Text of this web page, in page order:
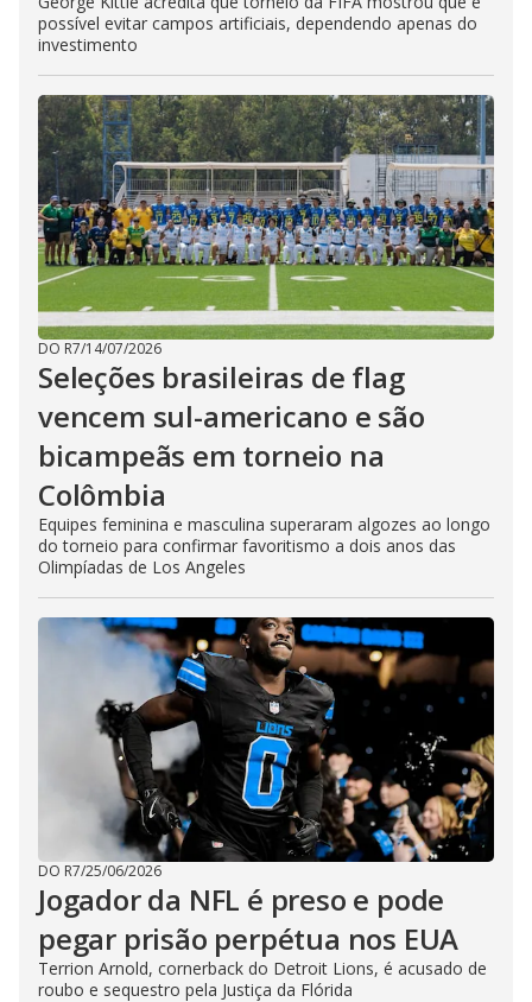
possível evitar campos artificiais, dependendo apenas do
investimento
DO R7/14/07/2026
Seleções brasileiras de flag
vencem sul-americano e são
bicampeãs em torneio na
Colômbia
Equipes feminina e masculina superaram algozes ao longo
do torneio para confirmar favoritismo a dois anos das
Olimpíadas de Los Angeles
DO R7/25/06/2026
Jogador da NFL é preso e pode
pegar prisão perpétua nos EUA
Terrion Arnold, cornerback do Detroit Lions, é acusado de
roubo e sequestro pela Justiça da Flórida